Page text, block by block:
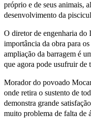
próprio e de seus animais,
desenvolvimento da
O diretor de engenharia do
importância da obra para
ampliação da barragem é
que agora pode usufruir de
Morador do povoado
onde retira o sustento de
demonstra grande
muito problema de falta de